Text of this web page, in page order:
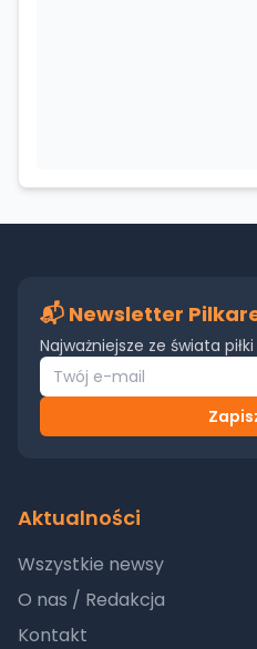
📬 Newsletter
Najważniejsze ze świata
Aktualności
Wszystkie newsy
O nas / Redakcja
Kontakt